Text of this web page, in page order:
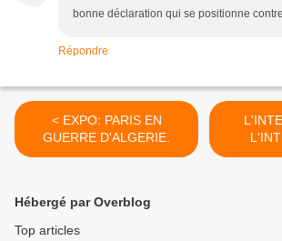
bonne déclaration qui se positionne
Répondre
< EXPO: PARIS EN
GUERRE D'ALGERIE.
Hébergé par Overblog
Top articles